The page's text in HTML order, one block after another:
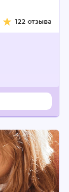
122 отзыва